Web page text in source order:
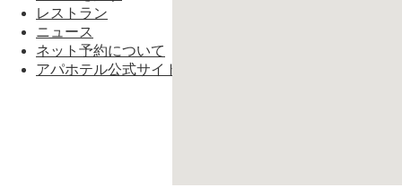
レストラン
ニュース
ネット予約について
アパホテル公式サイトへ